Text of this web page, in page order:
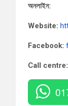
অনলাইন:
Website:
Facebook:
Call centre: